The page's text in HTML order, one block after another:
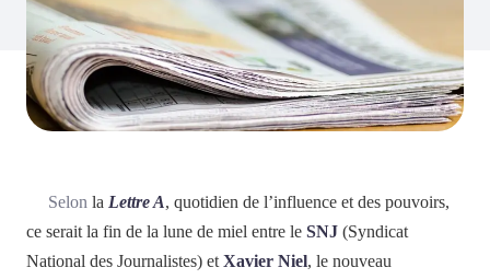
Selon la Lettre A, quotidien de l’influence et des pouvoirs,
ce serait la fin de la lune de miel entre le SNJ (Syndicat
National des Journalistes) et Xavier Niel, le nouveau